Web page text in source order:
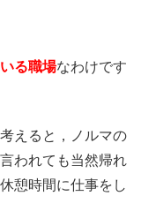
る職場なわけです
えると，ノルマの
われても当然帰れ
憩時間に仕事をし